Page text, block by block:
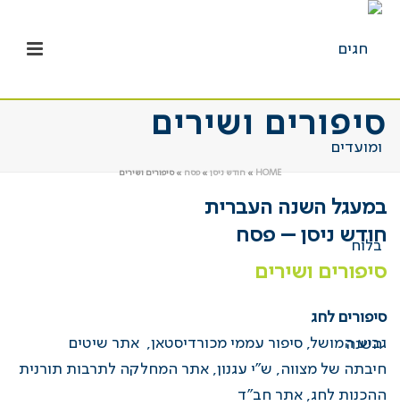
סיפורים ושירים
HOME
» חודש ניסן »פסח »סיפורים ושירים
במעגל השנה העברית
חודש ניסן – פסח
סיפורים ושירים
סיפורים לחג
גביע המושל, סיפור עממי מכורדיסטאן, אתר שיטים
חיבתה של מצווה, ש”י עגנון, אתר המחלקה לתרבות תורנית
ההכנות לחג, אתר חב”ד